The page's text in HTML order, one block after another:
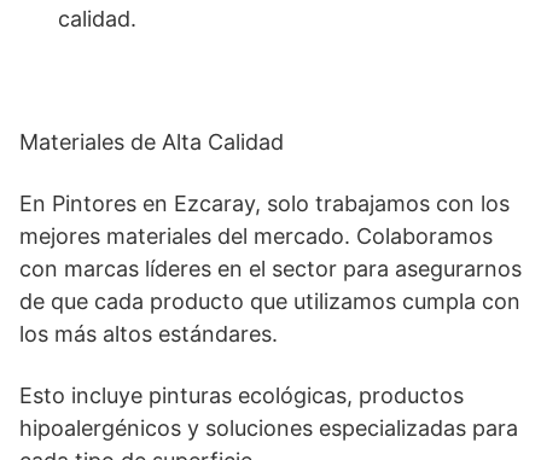
calidad.
Materiales de Alta Calidad
En Pintores en Ezcaray, solo trabajamos con los
mejores materiales del mercado. Colaboramos
con marcas líderes en el sector para asegurarnos
de que cada producto que utilizamos cumpla con
los más altos estándares.
Esto incluye pinturas ecológicas, productos
hipoalergénicos y soluciones especializadas para